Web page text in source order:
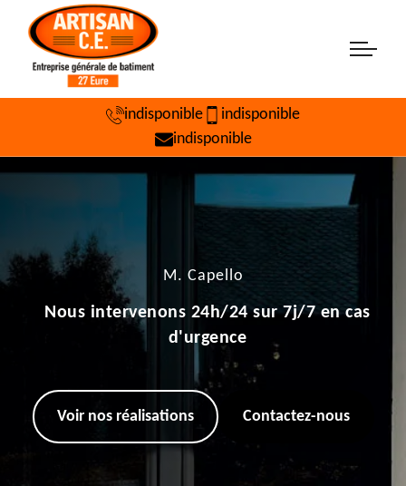
indisponible
indisponible
indisponible
M. Capello
Nous intervenons 24h/24 sur 7j/7 en cas
d'urgence
Voir nos réalisations Contactez-nous